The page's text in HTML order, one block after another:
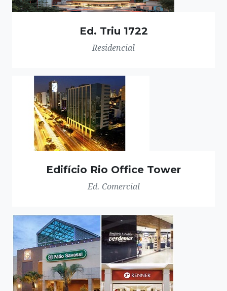
Ed. Triu 1722
Residencial
Edifício Rio Office Tower
Ed. Comercial